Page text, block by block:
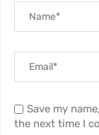
Save my
the next time I